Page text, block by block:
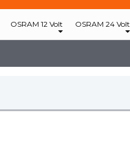
OSRAM 12 Volt OSRAM 24 Volt